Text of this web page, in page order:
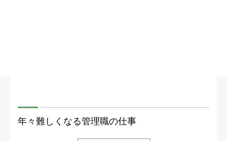
年々難しくなる管理職の仕事